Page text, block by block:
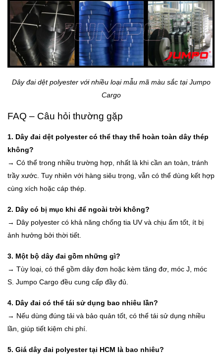
Dây đai dệt polyester với nhiều loại mẫu mã màu sắc tại Jumpo
Cargo
FAQ – Câu hỏi thường gặp
1. Dây đai dệt polyester có thể thay thế hoàn toàn dây thép
không?
→ Có thể trong nhiều trường hợp, nhất là khi cần an toàn, tránh
trầy xước. Tuy nhiên với hàng siêu trọng, vẫn có thể dùng kết hợp
cùng xích hoặc cáp thép.
2. Dây có bị mục khi để ngoài trời không?
→ Dây polyester có khả năng chống tia UV và chịu ẩm tốt, ít bị
ảnh hưởng bởi thời tiết.
3. Một bộ dây đai gồm những gì?
→ Tùy loại, có thể gồm dây đơn hoặc kèm tăng đơ, móc J, móc
S. Jumpo Cargo đều cung cấp đầy đủ.
4. Dây đai có thể tái sử dụng bao nhiêu lần?
→ Nếu dùng đúng tải và bảo quản tốt, có thể tái sử dụng nhiều
lần, giúp tiết kiệm chi phí.
5. Giá dây đai polyester tại HCM là bao nhiêu?